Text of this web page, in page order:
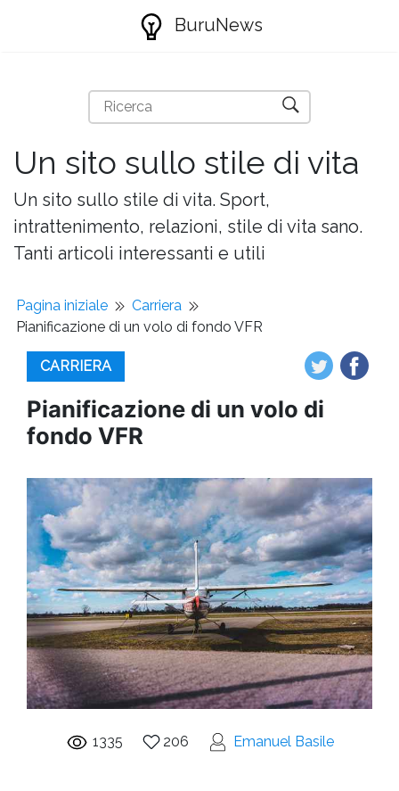
BuruNews
Un sito sullo stile di vita
Un sito sullo stile di vita. Sport,
intrattenimento, relazioni, stile di vita sano.
Tanti articoli interessanti e utili
Pagina iniziale
Carriera
Pianificazione di un volo di fondo VFR
CARRIERA
Pianificazione di un volo di
fondo VFR
1335 206 Emanuel Basile